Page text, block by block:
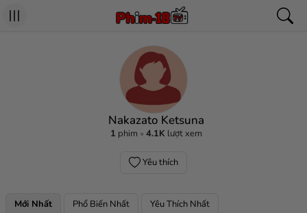
Nakazato Ketsuna
1 phim 4.1K lượt xem
Yêu thích
Mới Nhất Phổ Biến Nhất Yêu Thích Nhất